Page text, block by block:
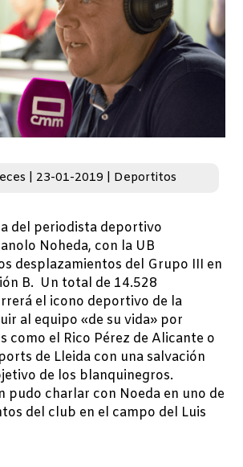
23-01-2019 Deportitos
del periodista deportivo
Noheda, con la UB
desplazamientos del Grupo III en
B. Un total de 14.528
el icono deportivo de la
al equipo «de su vida» por
como el Rico Pérez de Alicante o
de Lleida con una salvación
de los blanquinegros.
pudo charlar con Noeda en uno de
del club en el campo del Luis